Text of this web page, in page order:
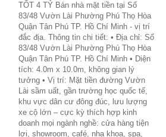
TỐT 4 TỶ Bán nhà mặt tiền tại Số
83/48 Vườn Lài Phường Phú Thọ Hòa
Quận Tân Phú TP. Hồ Chí Minh - vị trí
đắc địa. Thông tin chi tiết: • Địa chỉ: Số
83/48 Vườn Lài Phường Phú Thọ Hòa
Quận Tân Phú TP. Hồ Chí Minh • Diện
tích: 4.0m x 10.0m, không gian lý
tưởng • Vị trí: Mặt tiền đường Vườn
Lài sầm uất, gần trường học quốc tế,
khu vực dân cư đông đúc, lưu lượng
xe cộ lớn – cực kỳ thích hợp kinh
doanh mọi ngành nghề: cửa hàng tiện
lợi, showroom, café, nha khoa, spa,